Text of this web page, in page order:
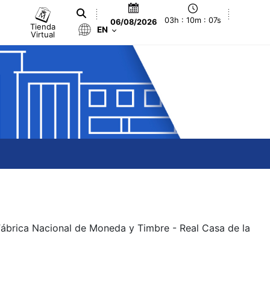
Tienda
Virtual
06/08/2026 03h : 10m : 08s
EN
Nacional de Moneda y Timbre - Real Casa de la